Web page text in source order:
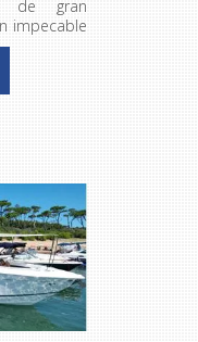
de gran
impecable